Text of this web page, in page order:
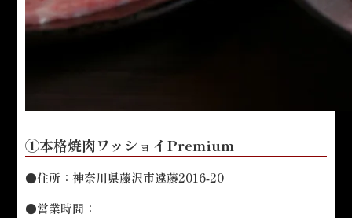
①本格焼肉ワッショイPremium
●住所：神奈川県藤沢市遠藤2016‑20
●営業時間：